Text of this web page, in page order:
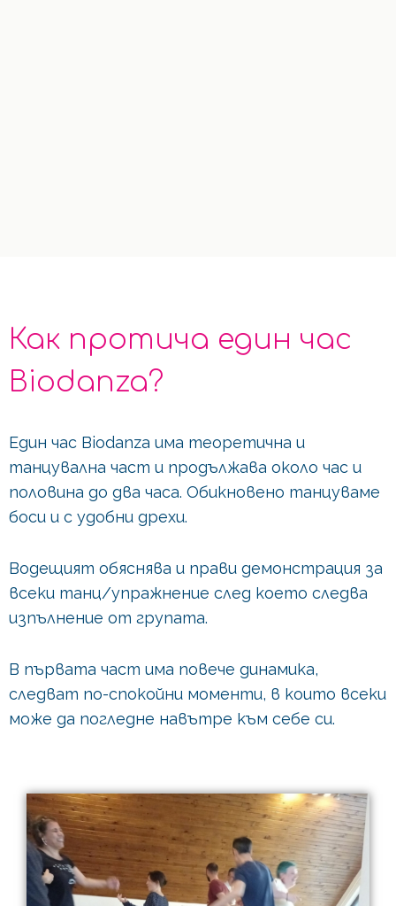
Как протича един час
Biodanza?
Един час Biodanza има теоретична и
танцувална част и продължава около час и
половина до два часа. Обикновено танцуваме
боси и с удобни дрехи.
Водещият обяснява и прави демонстрация за
всеки танц/упражнение след което следва
изпълнение от групата.
В първата част има повече динамика,
следват по-спокойни моменти, в които всеки
може да погледне навътре към себе си.